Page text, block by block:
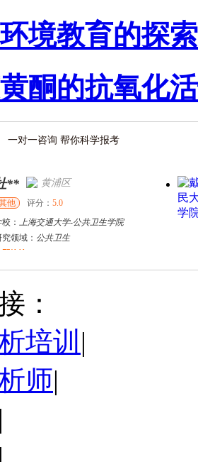
境教育的探
酮的抗氧化
一对一咨询 帮你科学报考
** 黄浦区
他 评分： 5.0
： 上海交通大学-公共卫生学院
领域： 公共卫生
志宏 天津市
硕导
校：南开大学
即咨询
：
培训 |
师|
|